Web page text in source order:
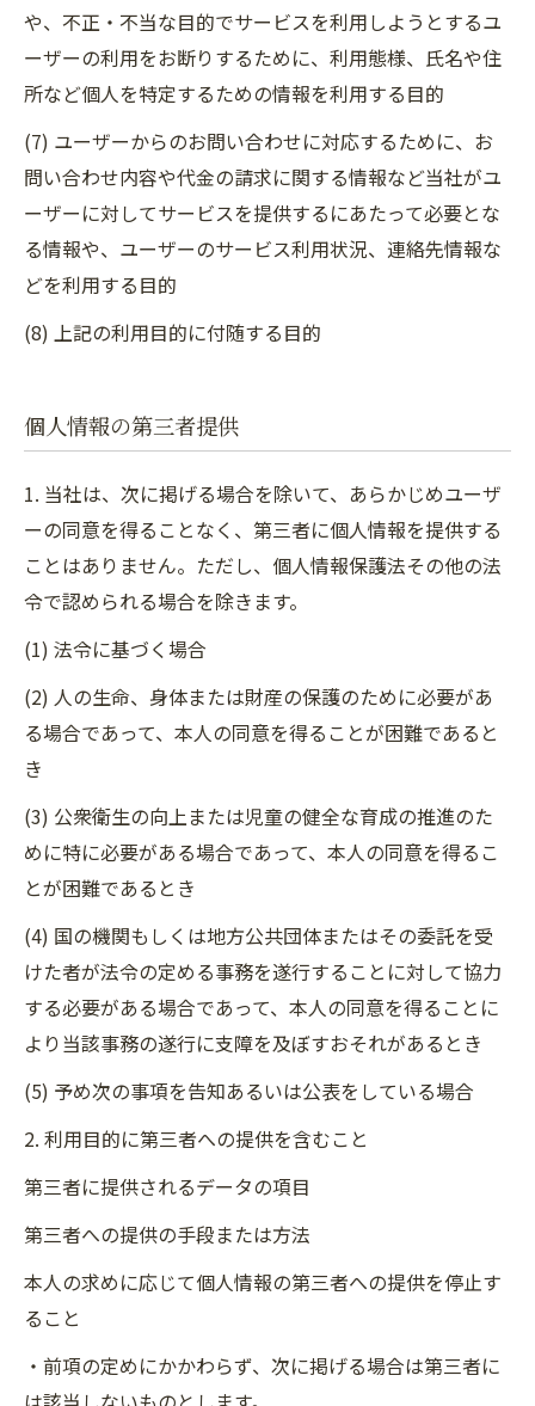
や、不正・不当な目的でサービスを利用しようとするユ
ーザーの利用をお断りするために、利用態様、氏名や住
所など個人を特定するための情報を利用する目的
(7) ユーザーからのお問い合わせに対応するために、お
問い合わせ内容や代金の請求に関する情報など当社がユ
ーザーに対してサービスを提供するにあたって必要とな
る情報や、ユーザーのサービス利用状況、連絡先情報な
どを利用する目的
(8) 上記の利用目的に付随する目的
個人情報の第三者提供
1. 当社は、次に掲げる場合を除いて、あらかじめユーザ
ーの同意を得ることなく、第三者に個人情報を提供する
ことはありません。ただし、個人情報保護法その他の法
令で認められる場合を除きます。
(1) 法令に基づく場合
(2) 人の生命、身体または財産の保護のために必要があ
る場合であって、本人の同意を得ることが困難であると
き
(3) 公衆衛生の向上または児童の健全な育成の推進のた
めに特に必要がある場合であって、本人の同意を得るこ
とが困難であるとき
(4) 国の機関もしくは地方公共団体またはその委託を受
けた者が法令の定める事務を遂行することに対して協力
する必要がある場合であって、本人の同意を得ることに
より当該事務の遂行に支障を及ぼすおそれがあるとき
(5) 予め次の事項を告知あるいは公表をしている場合
2. 利用目的に第三者への提供を含むこと
第三者に提供されるデータの項目
第三者への提供の手段または方法
本人の求めに応じて個人情報の第三者への提供を停止す
ること
・前項の定めにかかわらず、次に掲げる場合は第三者に